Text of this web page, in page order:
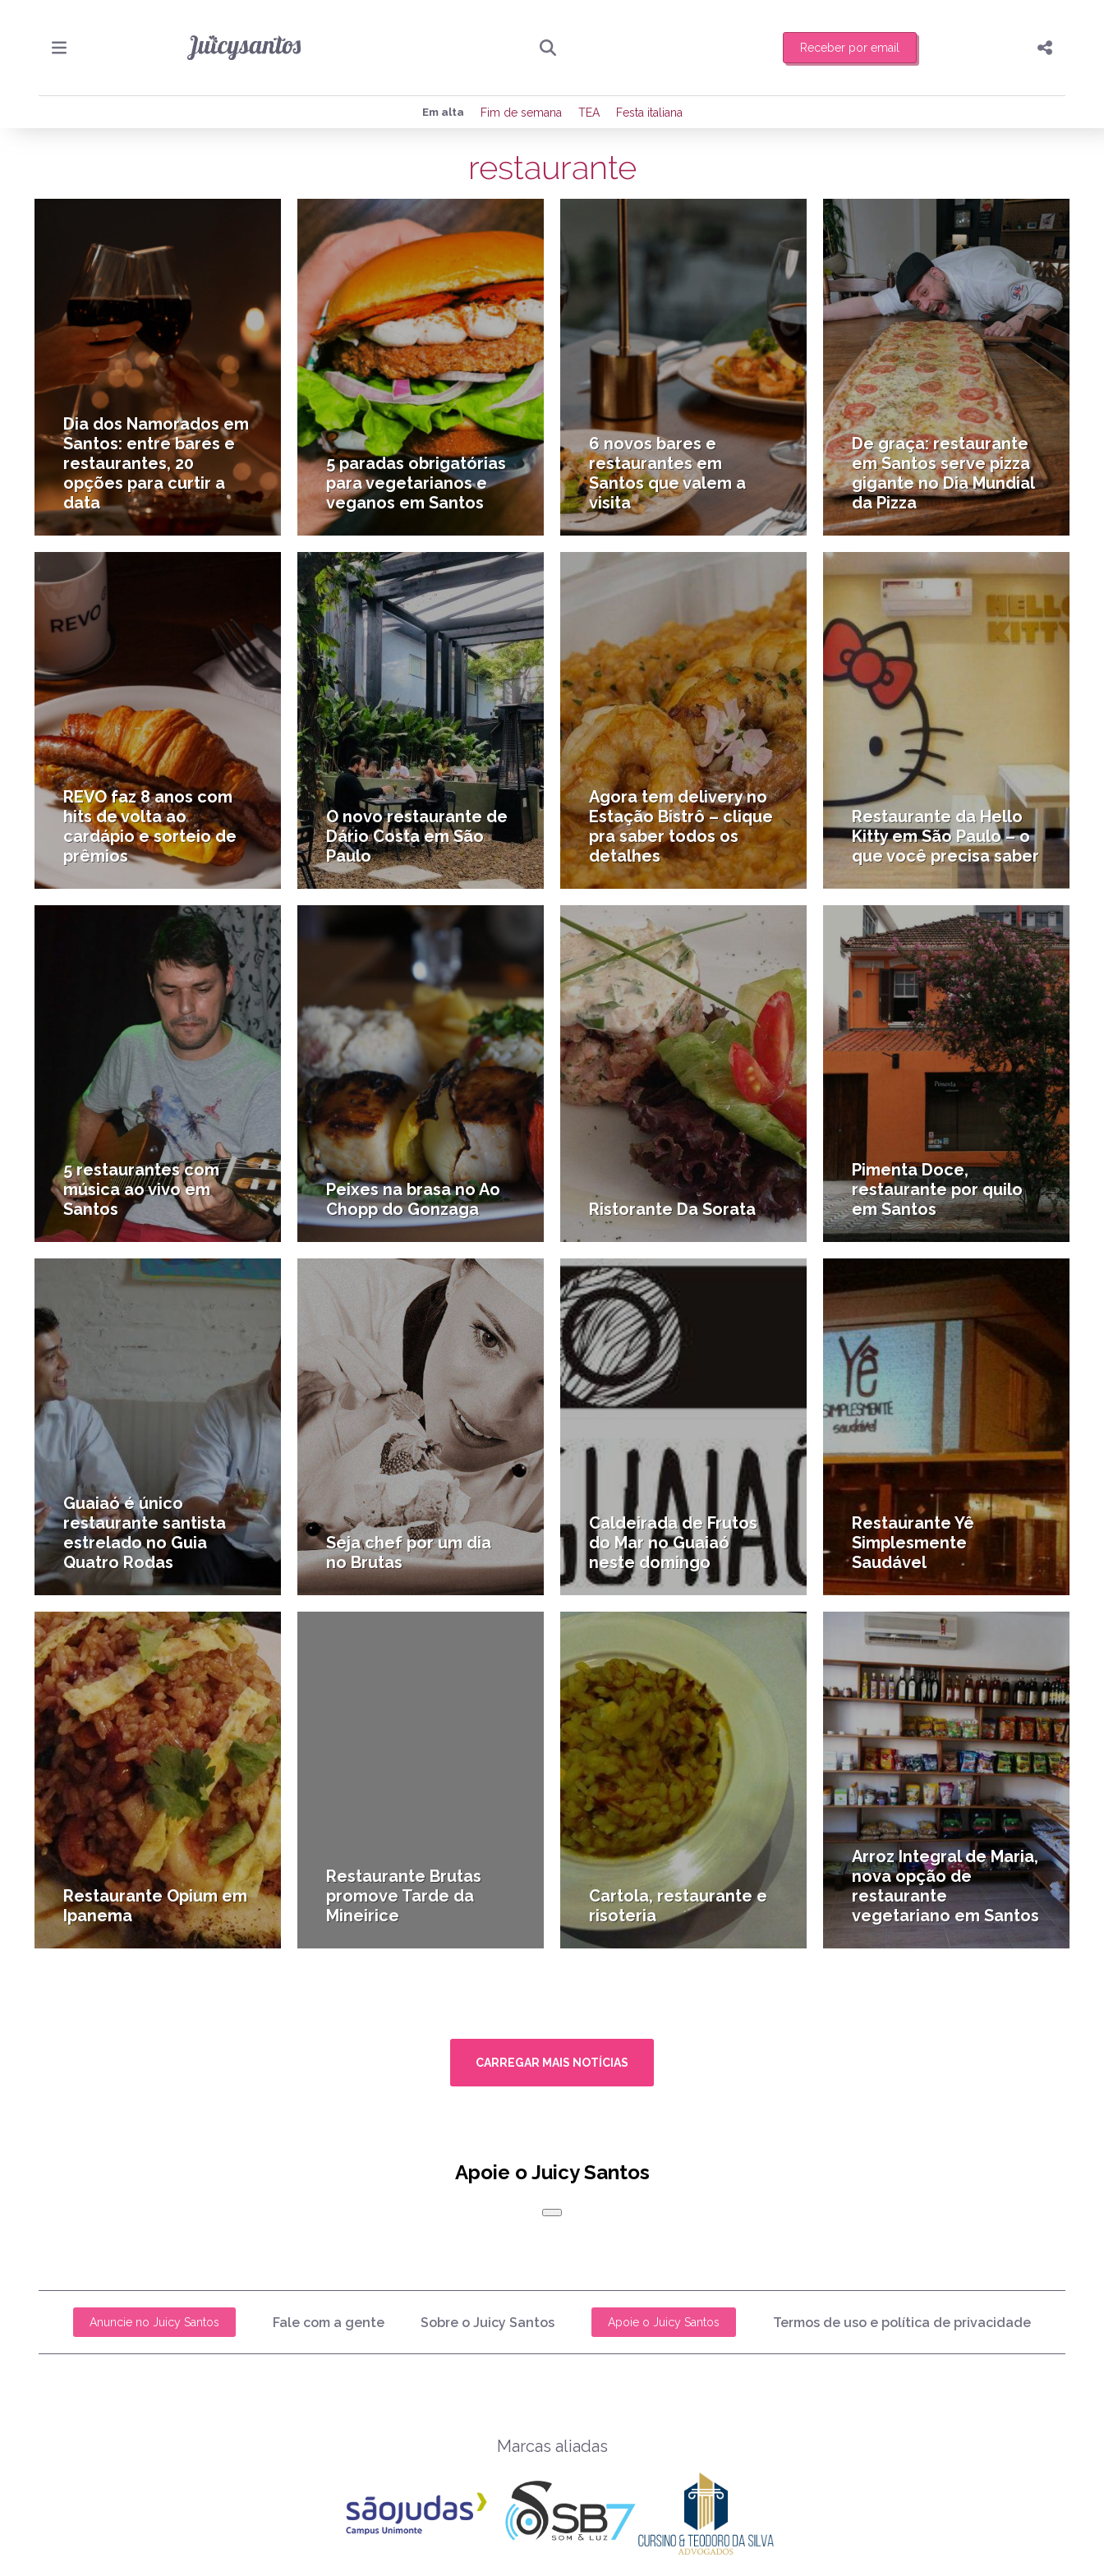
Receber por email
Preencha seus dados para receber toda sexta-feira de manhã o resumo
de eventos e notícias da região.
Compartilhar
Publicar no Facebook
Publicar no X
Em alta Fim de semana TEA Festa italiana
restaurante
Dia dos Namorados em
Santos: entre bares e
restaurantes, 20
opções para curtir a
data
5 paradas obrigatórias
para vegetarianos e
veganos em Santos
6 novos bares e
restaurantes em
Santos que valem a
visita
De graça: restaurante
em Santos serve pizza
gigante no Dia Mundial
da Pizza
25/02/2025
REVO faz 8 anos com
hits de volta ao
cardápio e sorteio de
prêmios
31/08/2021
O novo restaurante de
Dário Costa em São
Paulo
4/08/2020
Agora tem delivery no
Estação Bistrô – clique
pra saber todos os
detalhes
11/12/2019
Restaurante da Hello
Kitty em São Paulo – o
que você precisa saber
24/06/2015
5 restaurantes com
música ao vivo em
Santos
6/05/2015
Peixes na brasa no Ao
Chopp do Gonzaga
10/03/2014
Ristorante Da Sorata
5/02/2014
Pimenta Doce,
restaurante por quilo
em Santos
3/01/2014
Guaiaó é único
restaurante santista
estrelado no Guia
Quatro Rodas
27/11/2013
Seja chef por um dia
no Brutas
3/10/2013
Caldeirada de Frutos
do Mar no Guaiaó
neste domingo
26/08/2013
Restaurante Yê
Simplesmente
Saudável
6/08/2013
Restaurante Opium em
Ipanema
25/07/2013
Restaurante Brutas
promove Tarde da
Mineirice
25/06/2013
Cartola, restaurante e
risoteria
27/05/2013
Arroz Integral de Maria,
nova opção de
restaurante
vegetariano em Santos
CARREGAR MAIS NOTÍCIAS
Apoie o Juicy Santos
Anuncie no Juicy Santos Fale com a gente Sobre o Juicy Santos Apoie o Juicy Santos Termos de uso e política de privacidade
Marcas aliadas